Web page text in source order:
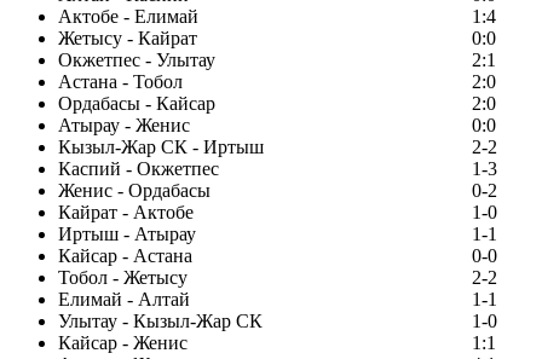
Актобе - Елимай
1:4
Жетысу - Кайрат
0:0
Окжетпес - Улытау
2:1
Астана - Тобол
2:0
Ордабасы - Кайсар
2:0
Атырау - Женис
0:0
Кызыл-Жар СК - Иртыш
2-2
Каспий - Окжетпес
1-3
Женис - Ордабасы
0-2
Кайрат - Актобе
1-0
Иртыш - Атырау
1-1
Кайсар - Астана
0-0
Тобол - Жетысу
2-2
Елимай - Алтай
1-1
Улытау - Кызыл-Жар СК
1-0
Кайсар - Женис
1:1